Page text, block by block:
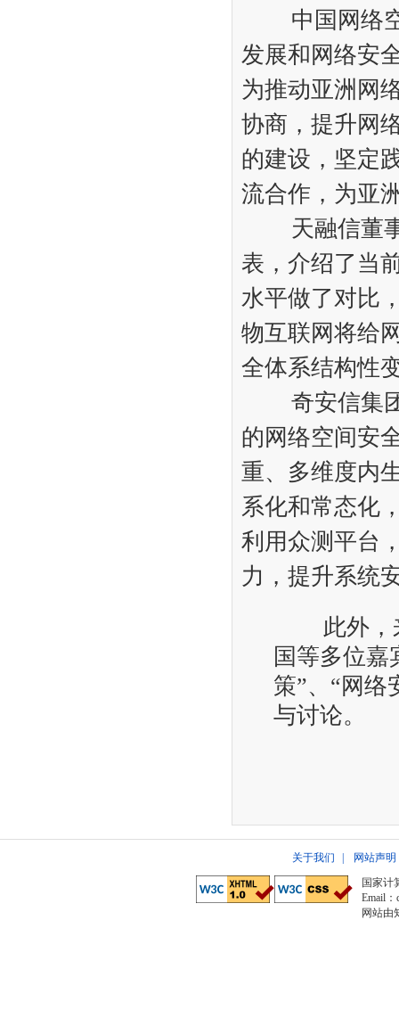
中国网络空
发展和网络安
为推动亚洲网
协商，提升网
的建设，坚定
流合作，为亚
天融信董事
表，介绍了当
水平做了对比
物互联网将给
全体系结构性
奇安信集团
的网络空间安
重、多维度内
系化和常态化
利用众测平台
力，提升系统
此外，来
国等多位嘉
策”、“网络
与讨论。
关于我们
网站声明
国家计
Email
网站由